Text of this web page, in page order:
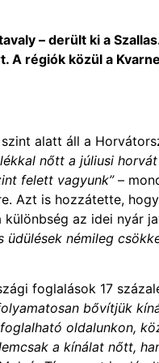
– derült ki a
A régiók közül a
alatt áll a
nőtt a júliusi
felett vagyunk”–
Azt is hozzátette,
az idei nyár
üdülések némileg
foglalások 17
bővítjük
oldalunkon,
a kínálat nőtt,